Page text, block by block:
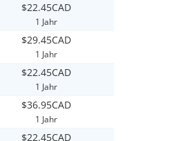
$22.45CAD
1 Jahr
$29.45CAD
1 Jahr
$22.45CAD
1 Jahr
$36.95CAD
1 Jahr
$22.45CAD